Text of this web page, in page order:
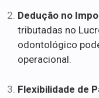
Dedução no
tributadas no
odontológico
operacional.
Flexibilidade de